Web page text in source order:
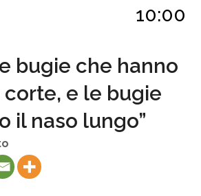
10:00
bugie che hanno
e le bugie
il naso lungo”